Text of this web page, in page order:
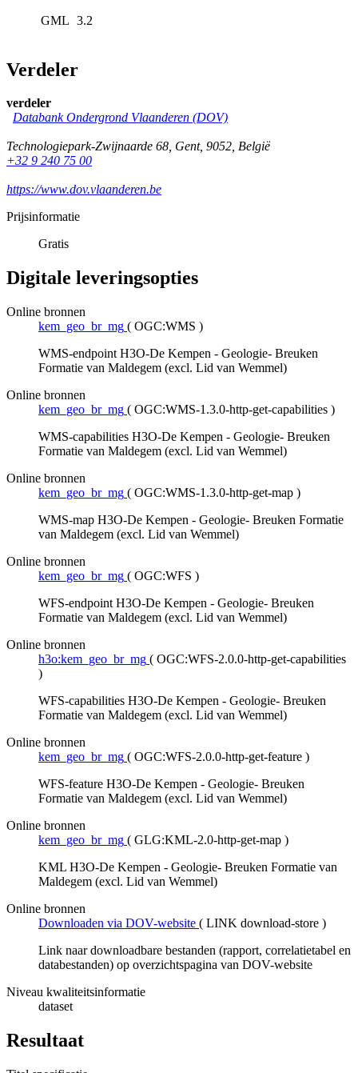
GML 3.2
Verdeler
verdeler
Databank Ondergrond Vlaanderen (DOV)
Technologiepark-Zwijnaarde 68, Gent, 9052, België
+32 9 240 75 00
https://www.dov.vlaanderen.be
Prijsinformatie
Gratis
Digitale leveringsopties
Online bronnen
kem_geo_br_mg ( OGC:WMS )
WMS-endpoint H3O-De Kempen - Geologie- Breuken
Formatie van Maldegem (excl. Lid van Wemmel)
Online bronnen
kem_geo_br_mg ( OGC:WMS-1.3.0-http-get-capabilities )
WMS-capabilities H3O-De Kempen - Geologie- Breuken
Formatie van Maldegem (excl. Lid van Wemmel)
Online bronnen
kem_geo_br_mg ( OGC:WMS-1.3.0-http-get-map )
WMS-map H3O-De Kempen - Geologie- Breuken Formatie
van Maldegem (excl. Lid van Wemmel)
Online bronnen
kem_geo_br_mg ( OGC:WFS )
WFS-endpoint H3O-De Kempen - Geologie- Breuken
Formatie van Maldegem (excl. Lid van Wemmel)
Online bronnen
h3o:kem_geo_br_mg ( OGC:WFS-2.0.0-http-get-capabilities
)
WFS-capabilities H3O-De Kempen - Geologie- Breuken
Formatie van Maldegem (excl. Lid van Wemmel)
Online bronnen
kem_geo_br_mg ( OGC:WFS-2.0.0-http-get-feature )
WFS-feature H3O-De Kempen - Geologie- Breuken
Formatie van Maldegem (excl. Lid van Wemmel)
Online bronnen
kem_geo_br_mg ( GLG:KML-2.0-http-get-map )
KML H3O-De Kempen - Geologie- Breuken Formatie van
Maldegem (excl. Lid van Wemmel)
Online bronnen
Downloaden via DOV-website ( LINK download-store )
Link naar downloadbare bestanden (rapport, correlatietabel en
databestanden) op overzichtspagina van DOV-website
Niveau kwaliteitsinformatie
dataset
Resultaat